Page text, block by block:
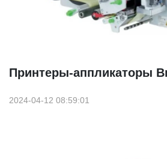
Принтеры-аппликаторы
2024-04-12 08:59:01